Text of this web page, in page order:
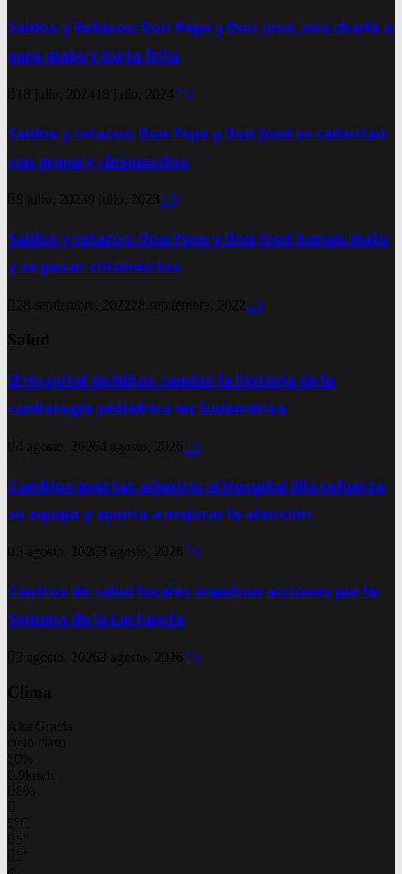
Saldos y Retazos: Don Pepe y Don José, una charla a
puro mate y torta frita
18 julio, 2024 18 julio, 2024 0
Saldos y retazos: Don Pepe y Don José se calientan
con grapa y chismecitos
9 julio, 20239 julio, 2023 0
Saldos y retazos: Don Pepe y Don José toman mate
y se pasan chismecitos
28 septiembre, 2022 28 septiembre, 2022 0
Salud
El Hospital de Niños cambió la historia de la
cardiología pediátrica en Sudamérica
4 agosto, 20264 agosto, 2026 0
Cambios puertas adentro: el Hospital Illia refuerza
su equipo y apunta a mejorar la atención
3 agosto, 2026 3 agosto, 2026 0
Centros de salud locales impulsan acciones por la
Semana de la Lactancia
3 agosto, 2026 3 agosto, 2026 0
Clima
Alta Gracia
cielo claro
50%
0.9km/h
8%
5 C
5
5